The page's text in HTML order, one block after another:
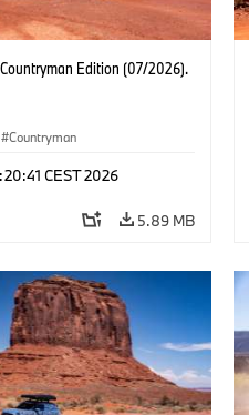
Edition (07/2026).
Countryman
CEST 2026
5.89 MB